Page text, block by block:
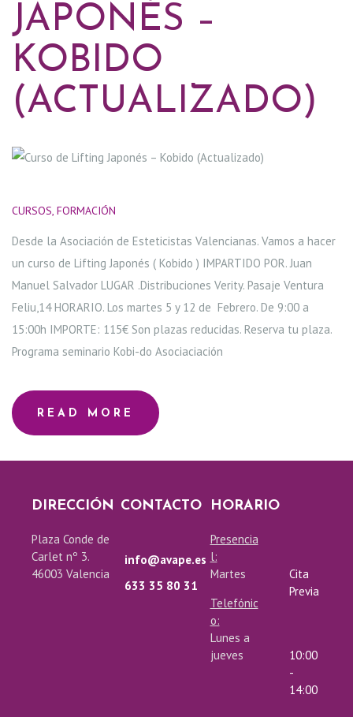
C
E
N
O
S
H
A
Z
T
S
O
JAPONÉS –
KOBIDO
(ACTUALIZADO)
CURSOS, FORMACIÓN
Desde la Asociación de Esteticistas Valencianas. Vamos a hacer
un curso de Lifting Japonés ( Kobido ) IMPARTIDO POR. Juan
Manuel Salvador LUGAR .Distribuciones Verity. Pasaje Ventura
Feliu,14 HORARIO. Los martes 5 y 12 de Febrero. De 9:00 a
15:00h IMPORTE: 115€ Son plazas reducidas. Reserva tu plaza.
Programa seminario Kobi-do Asociaciación
READ MORE
DIRECCIÓN
Plaza Conde de
Carlet nº 3.
46003 Valencia
CONTACTO
info@avape.es
633 35 80 31
HORARIO
Presencia
l:
Martes
Cita
Previa
Telefónic
o:
Lunes a
jueves
10:00
-
14:00